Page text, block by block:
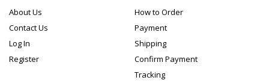
About Us
Contact Us
Log In
Register
How to Order
Payment
Shipping
Confirm Payment
Tracking